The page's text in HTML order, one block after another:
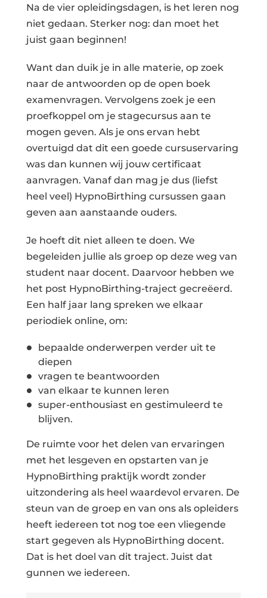
Na de vier opleidingsdagen, is het leren nog
niet gedaan. Sterker nog: dan moet het
juist gaan beginnen!
Want dan duik je in alle materie, op zoek
naar de antwoorden op de open boek
examenvragen. Vervolgens zoek je een
proefkoppel om je stagecursus aan te
mogen geven. Als je ons ervan hebt
overtuigd dat dit een goede cursuservaring
was dan kunnen wij jouw certificaat
aanvragen. Vanaf dan mag je dus (liefst
heel veel) HypnoBirthing cursussen gaan
geven aan aanstaande ouders.
Je hoeft dit niet alleen te doen. We
begeleiden jullie als groep op deze weg van
student naar docent. Daarvoor hebben we
het post HypnoBirthing-traject gecreëerd.
Een half jaar lang spreken we elkaar
periodiek online, om:
bepaalde onderwerpen verder uit te
diepen
vragen te beantwoorden
van elkaar te kunnen leren
super-enthousiast en gestimuleerd te
blijven.
De ruimte voor het delen van ervaringen
met het lesgeven en opstarten van je
HypnoBirthing praktijk wordt zonder
uitzondering als heel waardevol ervaren. De
steun van de groep en van ons als opleiders
heeft iedereen tot nog toe een vliegende
start gegeven als HypnoBirthing docent.
Dat is het doel van dit traject. Juist dat
gunnen we iedereen.